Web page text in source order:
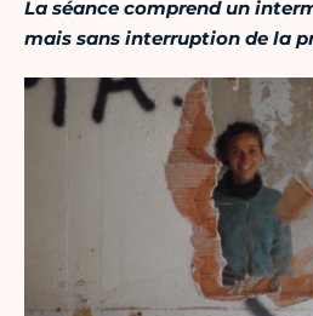
La séance comprend un
mais sans interruption de la